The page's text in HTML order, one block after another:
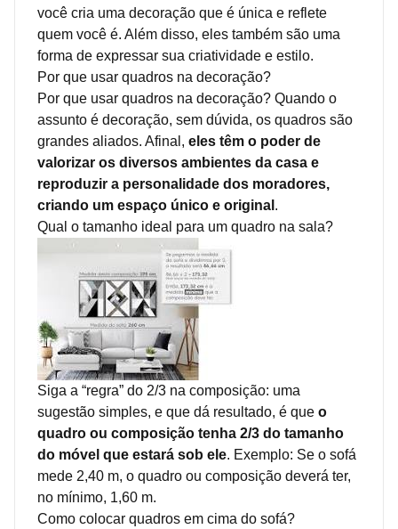
você cria uma decoração que é única e reflete
quem você é. Além disso, eles também são uma
forma de expressar sua criatividade e estilo.
Por que usar quadros na decoração?
Por que usar quadros na decoração? Quando o
assunto é decoração, sem dúvida, os quadros são
grandes aliados. Afinal, eles têm o poder de
valorizar os diversos ambientes da casa e
reproduzir a personalidade dos moradores,
criando um espaço único e original .
Qual o tamanho ideal para um quadro na sala?
Siga a “regra” do 2/3 na composição: uma
sugestão simples, e que dá resultado, é que o
quadro ou composição tenha 2/3 do tamanho
do móvel que estará sob ele. Exemplo: Se o sofá
mede 2,40 m, o quadro ou composição deverá ter,
no mínimo, 1,60 m.
Como colocar quadros em cima do sofá?